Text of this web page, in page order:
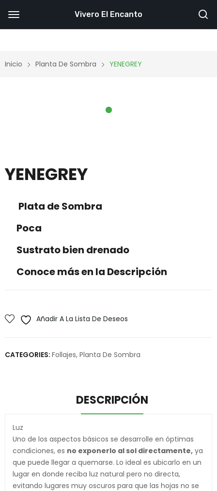
Inicio Planta De Sombra YENEGREY
YENEGREY
Plata de Sombra
Poca
Sustrato bien drenado
Conoce más en la Descripción
Añadir A La Lista De Deseos
CATEGORIES: Follajes, Planta De Sombra
DESCRIPCIÓN
Luz
Uno de los aspectos básicos se desarrolle en óptimas
condiciones, es no exponerlo al sol directamente, ya
que puede llegar a quemarse. Lo ideal es ubicarlo en un
lugar en donde reciba luz natural pero no directa,
evitando lugares muy oscuros para que las hojas no se
Vivero El Encanto